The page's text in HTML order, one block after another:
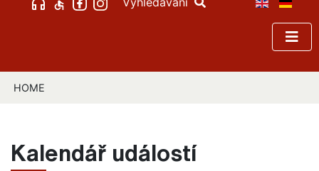
HOME
Kalendář událostí